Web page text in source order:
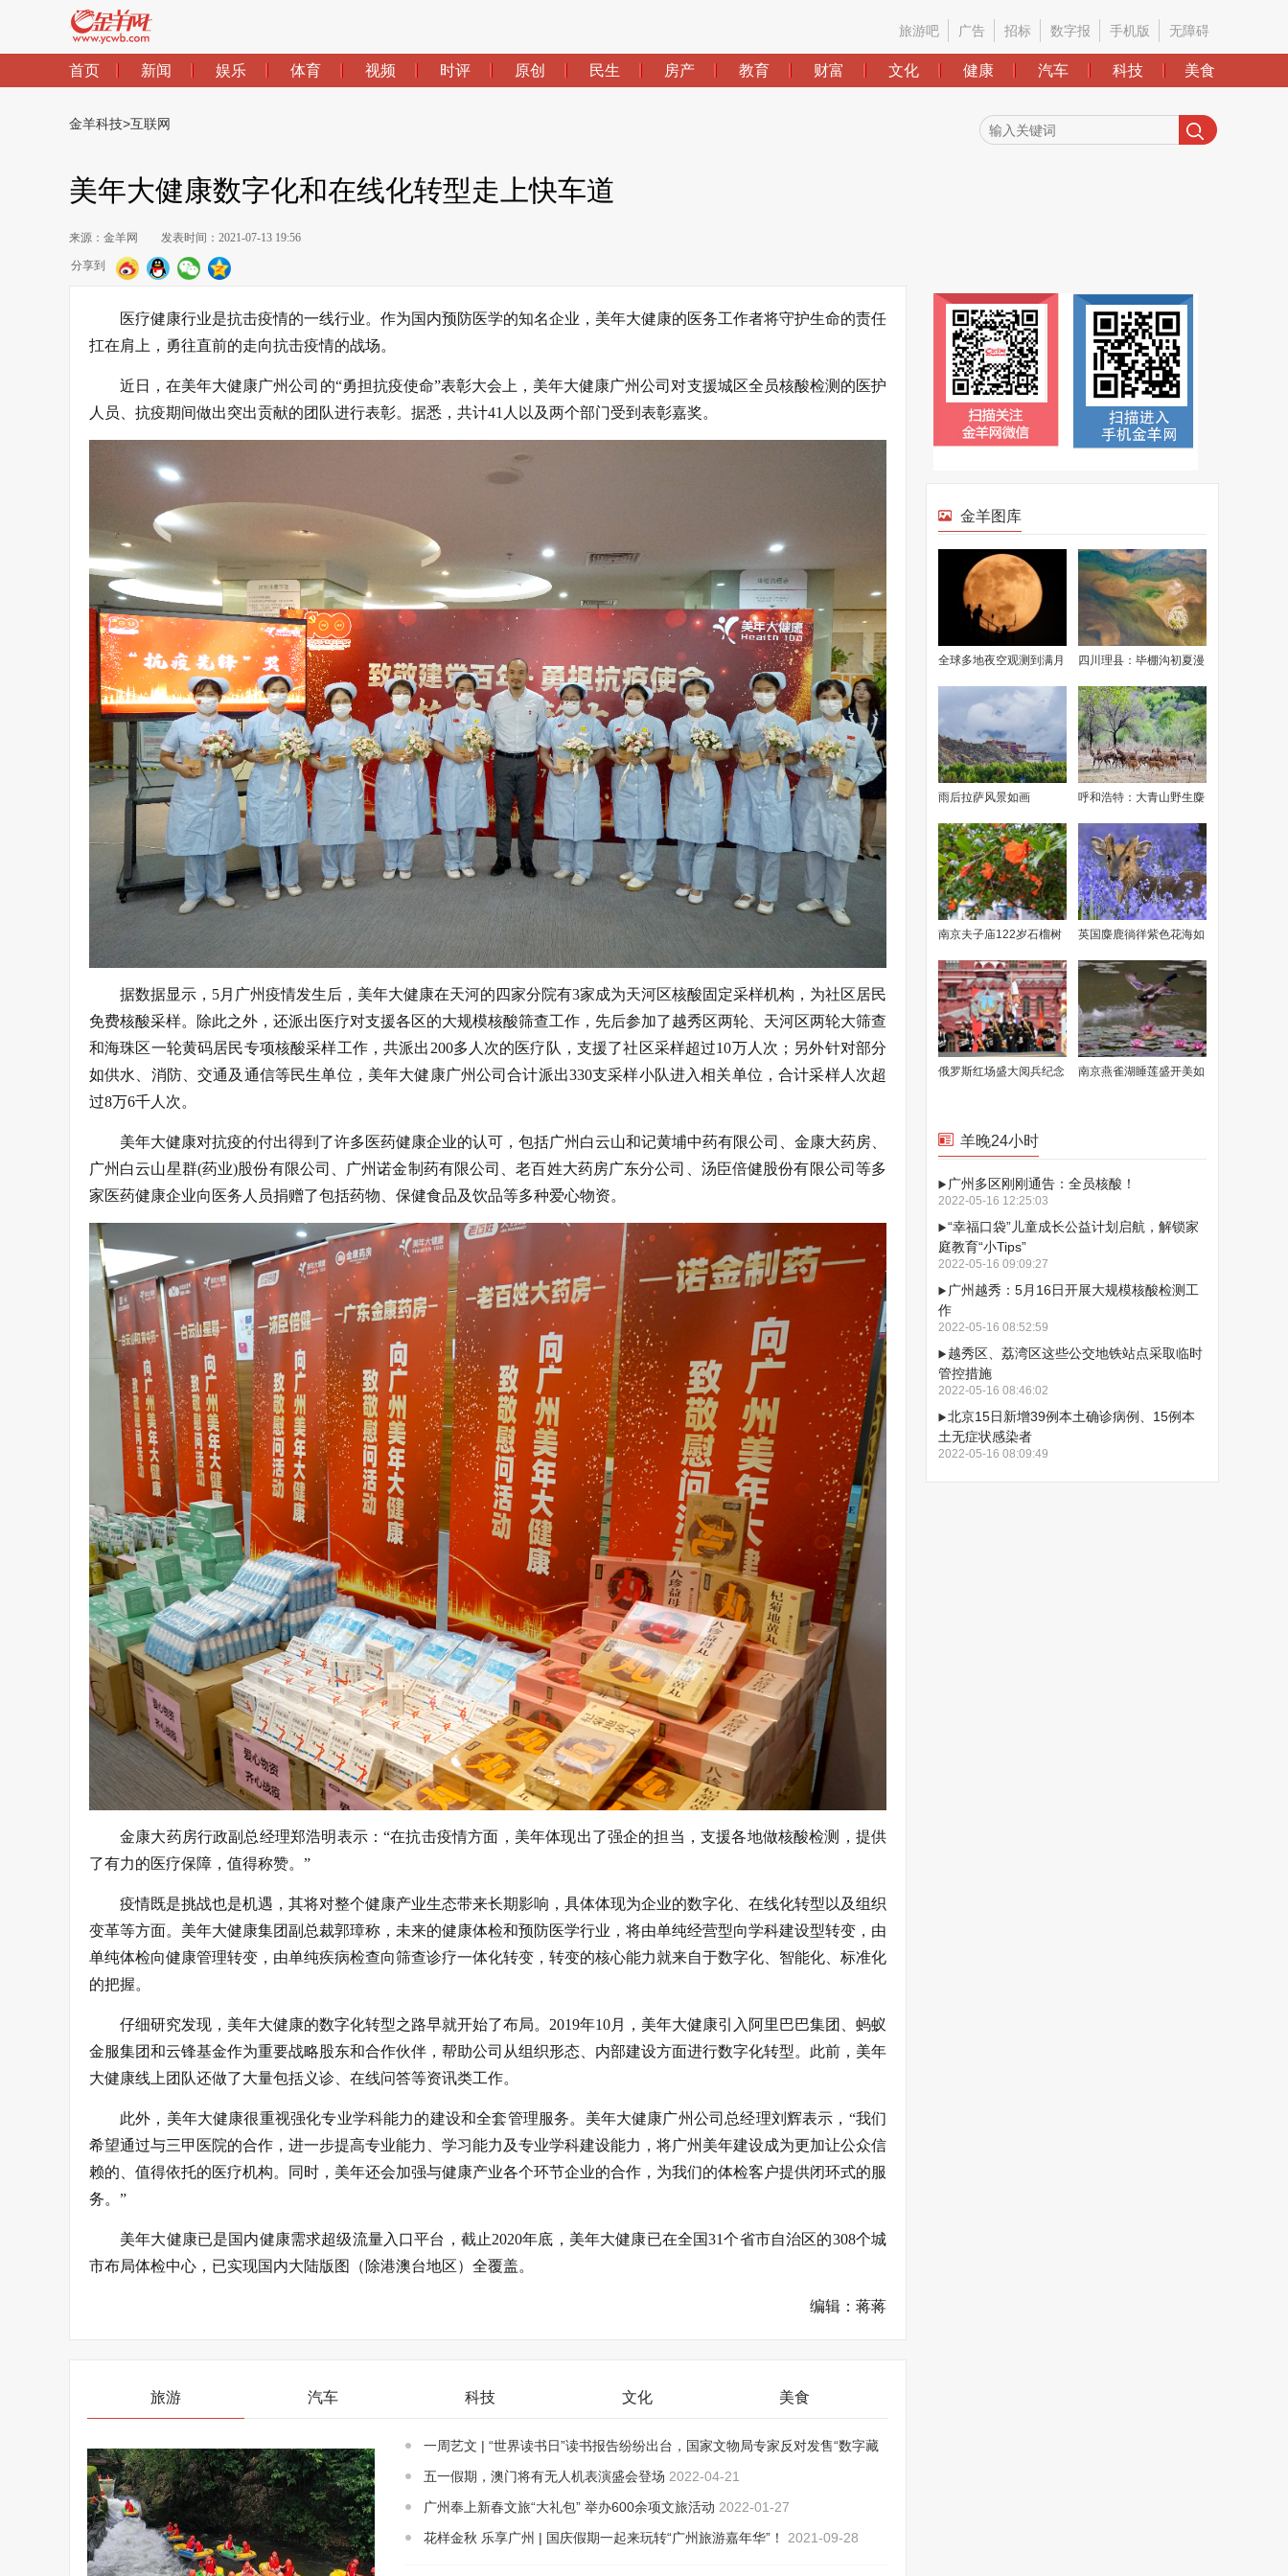
旅游吧 广告 招标 数字报 手机版 无障碍
首页 新闻 娱乐 体育 视频 时评 原创 民生 房产 教育 财富 文化 健康 汽车 科技 美食
金羊科技>互联网
美年大健康数字化和在线化转型走上快车道
来源：金羊网 发表时间：2021-07-13 19:56
分享到
医疗健康行业是抗击疫情的一线行业。作为国内预防医学的知名企业，美年大健康的医务工作者将守护生命的责任
扛在肩上，勇往直前的走向抗击疫情的战场。
近日，在美年大健康广州公司的“勇担抗疫使命”表彰大会上，美年大健康广州公司对支援城区全员核酸检测的医护
人员、抗疫期间做出突出贡献的团队进行表彰。据悉，共计41人以及两个部门受到表彰嘉奖。
据数据显示，5月广州疫情发生后，美年大健康在天河的四家分院有3家成为天河区核酸固定采样机构，为社区居民
免费核酸采样。除此之外，还派出医疗对支援各区的大规模核酸筛查工作，先后参加了越秀区两轮、天河区两轮大筛查
和海珠区一轮黄码居民专项核酸采样工作，共派出200多人次的医疗队，支援了社区采样超过10万人次；另外针对部分
如供水、消防、交通及通信等民生单位，美年大健康广州公司合计派出330支采样小队进入相关单位，合计采样人次超
过8万6千人次。
美年大健康对抗疫的付出得到了许多医药健康企业的认可，包括广州白云山和记黄埔中药有限公司、金康大药房、
广州白云山星群(药业)股份有限公司、广州诺金制药有限公司、老百姓大药房广东分公司、汤臣倍健股份有限公司等多
家医药健康企业向医务人员捐赠了包括药物、保健食品及饮品等多种爱心物资。
金康大药房行政副总经理郑浩明表示：“在抗击疫情方面，美年体现出了强企的担当，支援各地做核酸检测，提供
了有力的医疗保障，值得称赞。”
疫情既是挑战也是机遇，其将对整个健康产业生态带来长期影响，具体体现为企业的数字化、在线化转型以及组织
变革等方面。美年大健康集团副总裁郭璋称，未来的健康体检和预防医学行业，将由单纯经营型向学科建设型转变，由
单纯体检向健康管理转变，由单纯疾病检查向筛查诊疗一体化转变，转变的核心能力就来自于数字化、智能化、标准化
的把握。
仔细研究发现，美年大健康的数字化转型之路早就开始了布局。2019年10月，美年大健康引入阿里巴巴集团、蚂蚁
金服集团和云锋基金作为重要战略股东和合作伙伴，帮助公司从组织形态、内部建设方面进行数字化转型。此前，美年
大健康线上团队还做了大量包括义诊、在线问答等资讯类工作。
此外，美年大健康很重视强化专业学科能力的建设和全套管理服务。美年大健康广州公司总经理刘辉表示，“我们
希望通过与三甲医院的合作，进一步提高专业能力、学习能力及专业学科建设能力，将广州美年建设成为更加让公众信
赖的、值得依托的医疗机构。同时，美年还会加强与健康产业各个环节企业的合作，为我们的体检客户提供闭环式的服
务。”
美年大健康已是国内健康需求超级流量入口平台，截止2020年底，美年大健康已在全国31个省市自治区的308个城
市布局体检中心，已实现国内大陆版图（除港澳台地区）全覆盖。
编辑：蒋蒋
旅游 汽车 科技 文化 美食
一周艺文 | “世界读书日”读书报告纷纷出台，国家文物局专家反对发售“数字藏
品” 2022-04-26
五一假期，澳门将有无人机表演盛会登场 2022-04-21
广州奉上新春文旅“大礼包” 举办600余项文旅活动 2022-01-27
花样金秋 乐享广州 | 国庆假期一起来玩转“广州旅游嘉年华”！
2021-09-28
金羊图库
全球多地夜空观测到满月
美景
四川理县：毕棚沟初夏漫
山渐绿
雨后拉萨风景如画 呼和浩特：大青山野生麋
鹿成功繁衍
南京夫子庙122岁石榴树
花开满枝
英国麋鹿徜徉紫色花海如
童话场景
俄罗斯红场盛大阅兵纪念 南京燕雀湖睡莲盛开美如
羊晚24小时
广州多区刚刚通告：全员核酸！
2022-05-16 12:25:03
“幸福口袋”儿童成长公益计划启航，解锁家
庭教育“小Tips”
2022-05-16 09:09:27
广州越秀：5月16日开展大规模核酸检测工
作
2022-05-16 08:52:59
越秀区、荔湾区这些公交地铁站点采取临时
管控措施
2022-05-16 08:46:02
北京15日新增39例本土确诊病例、15例本
土无症状感染者
2022-05-16 08:09:49